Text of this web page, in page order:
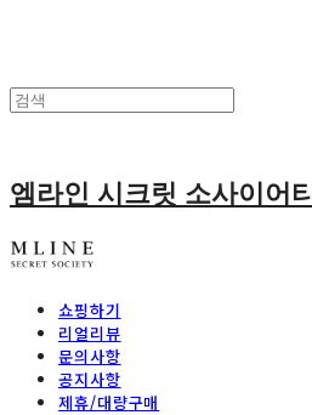
엠라인 시크릿 소사이어티
쇼핑하기
리얼리뷰
문의사항
공지사항
제휴/대량구매